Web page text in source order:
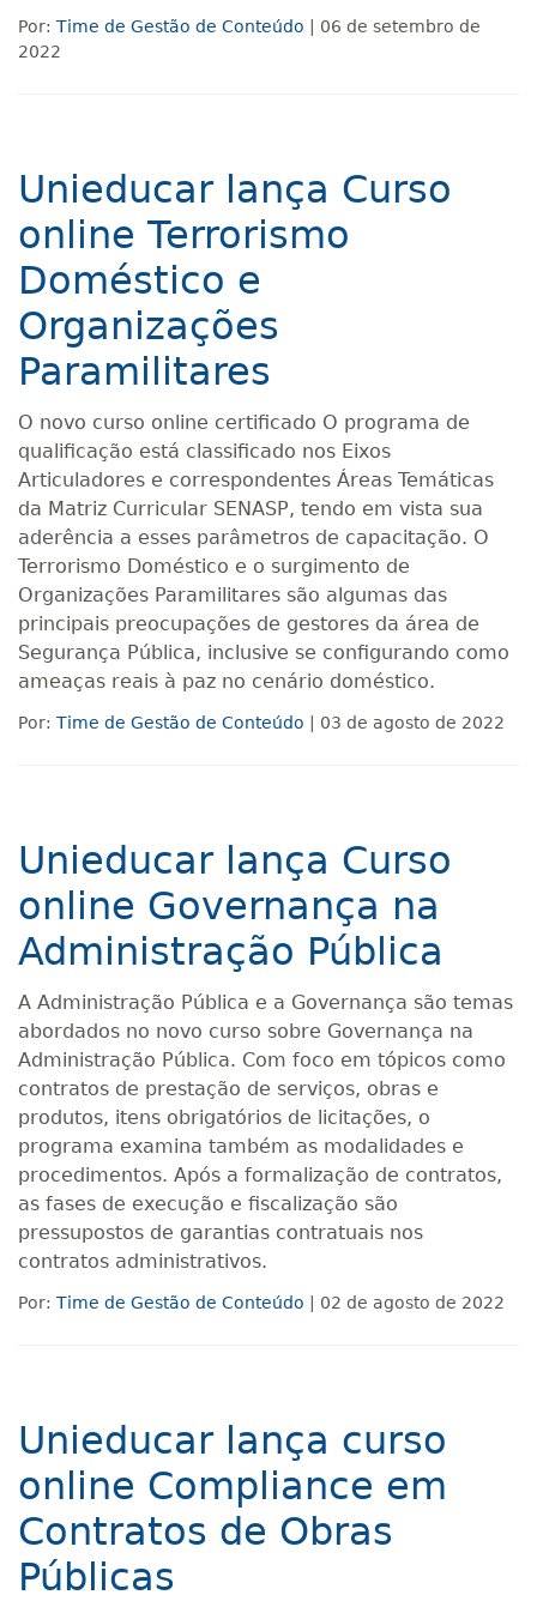
Por: Time de Gestão de Conteúdo | 06 de setembro de
2022
Unieducar lança Curso
online Terrorismo
Doméstico e
Organizações
Paramilitares
O novo curso online certificado O programa de
qualificação está classificado nos Eixos
Articuladores e correspondentes Áreas Temáticas
da Matriz Curricular SENASP, tendo em vista sua
aderência a esses parâmetros de capacitação. O
Terrorismo Doméstico e o surgimento de
Organizações Paramilitares são algumas das
principais preocupações de gestores da área de
Segurança Pública, inclusive se configurando como
ameaças reais à paz no cenário doméstico.
Por: Time de Gestão de Conteúdo | 03 de agosto de 2022
Unieducar lança Curso
online Governança na
Administração Pública
A Administração Pública e a Governança são temas
abordados no novo curso sobre Governança na
Administração Pública. Com foco em tópicos como
contratos de prestação de serviços, obras e
produtos, itens obrigatórios de licitações, o
programa examina também as modalidades e
procedimentos. Após a formalização de contratos,
as fases de execução e fiscalização são
pressupostos de garantias contratuais nos
contratos administrativos.
Por: Time de Gestão de Conteúdo | 02 de agosto de 2022
Unieducar lança curso
online Compliance em
Contratos de Obras
Públicas